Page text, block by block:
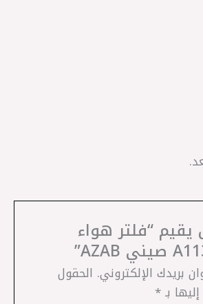
“فلتر هواء
بريدك الإلكتروني. الحقول
بـ*